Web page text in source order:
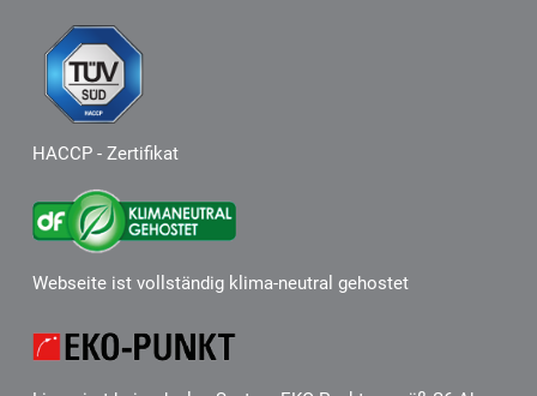
HACCP - Zertifikat
Webseite ist vollständig klima-neutral gehostet